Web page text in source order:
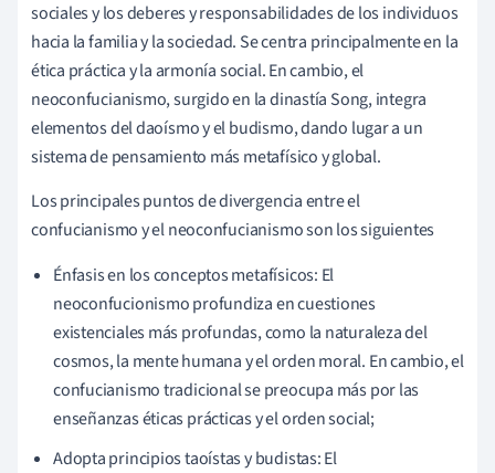
sociales y los deberes y responsabilidades de los individuos
hacia la familia y la sociedad. Se centra principalmente en la
ética práctica y la armonía social. En cambio, el
neoconfucianismo, surgido en la dinastía Song, integra
elementos del daoísmo y el budismo, dando lugar a un
sistema de pensamiento más metafísico y global.
Los principales puntos de divergencia entre el
confucianismo y el neoconfucianismo son los siguientes
Énfasis en los conceptos metafísicos: El
neoconfucionismo profundiza en cuestiones
existenciales más profundas, como la naturaleza del
cosmos, la mente humana y el orden moral. En cambio, el
confucianismo tradicional se preocupa más por las
enseñanzas éticas prácticas y el orden social;
Adopta principios taoístas y budistas: El